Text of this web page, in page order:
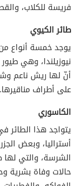
فريسة للكلاب،
طائر الكيوي
يوجد خمسة أنواع
نيوزيلندا، وهي
أنّ لها ريش ناعم
على أطراف مناقيرها.
الكاسوري
يتواجد هذا الطائر
أستراليا، وبعض
الشرسة، والتي
حالات وفاة بشرية